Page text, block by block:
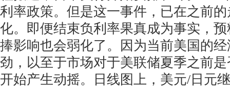
利率政策。但是这一事件，已在之前
化。即便结束负利率果真成为事实，
捧影响也会弱化了。因为当前美国的
劲，以至于市场对于美联储夏季之前
开始产生动摇。日线图上，美元/日元